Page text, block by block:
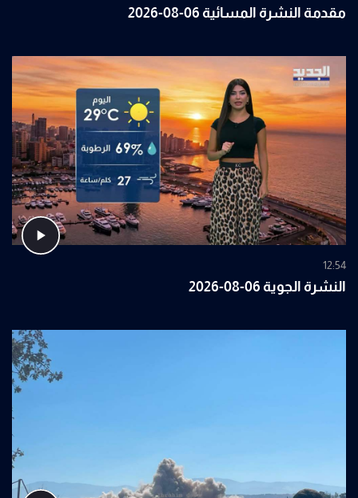
مقدمة النشرة المسائية 06-08-2026
12:54
النشرة الجوية 06-08-2026